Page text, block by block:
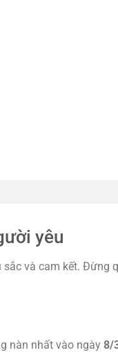
yêu
và cam kết. Đừng
nàn nhất vào ngày 8/